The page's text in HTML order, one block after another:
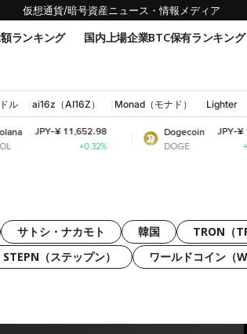
仮想通貨/暗号資産ニュース・情報メディア
ランキング 国内上場企業BTC保有ランキング
ル ai16z（AI16Z） Monad（モナド） Lighter
11,652.98
Dogecoin
DOGE
JPY-¥ 11.01
+0.72%
サトシ・ナカモト 韓国 TRON（
STEPN（ステップン） ワールドコイン（